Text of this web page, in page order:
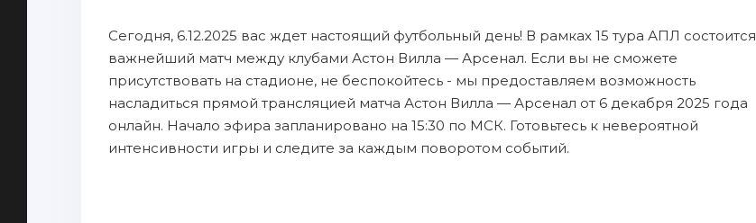
Сегодня, 6.12.2025 вас ждет настоящий футбольный день! В рамках 15 тура АПЛ состоится
важнейший матч между клубами Астон Вилла — Арсенал. Если вы не сможете
присутствовать на стадионе, не беспокойтесь - мы предоставляем возможность
насладиться прямой трансляцией матча Астон Вилла — Арсенал от 6 декабря 2025 года
онлайн. Начало эфира запланировано на 15:30 по МСК. Готовьтесь к невероятной
интенсивности игры и следите за каждым поворотом событий.